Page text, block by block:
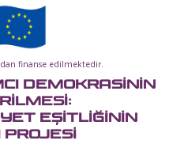
finanse edilmektedir.
DEMOKRASİNİN
EŞİTLİĞİNİN